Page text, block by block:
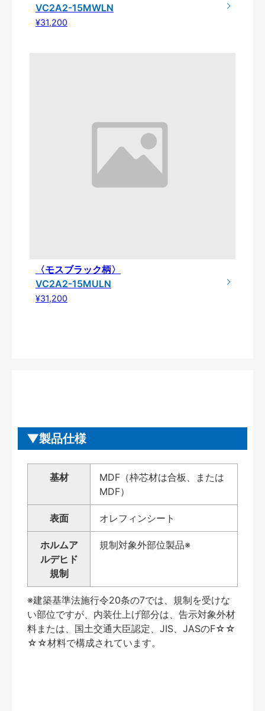
VC2A2-15MWLN
¥31,200
〈モスブラック柄〉
VC2A2-15MULN
¥31,200
製品仕様
基材
MDF（枠芯材は合板、または
MDF）
表面 オレフィンシート
ホルムア
ルデヒド
規制
規制対象外部位製品※
※建築基準法施行令20条の7では、規制を受けな
い部位ですが、内装仕上げ部分は、告示対象外材
料または、国土交通大臣認定、JIS、JASのF☆☆
☆☆材料で構成されています。